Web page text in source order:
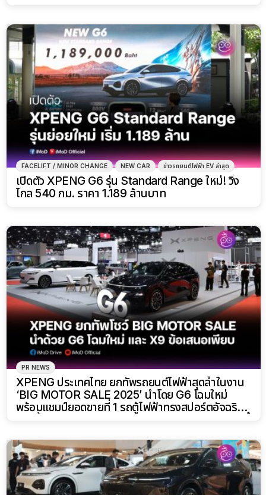
FACELIFT / MINOR CHANGE NEW CAR ข่าวรถยนต์ไฟฟ้า EV ล่าสุด
เปิดตัว XPENG G6 รุ่น Standard Range ใหม่! วิ่ง
ไกล 540 กม. ราคา 1.189 ล้านบาท
PR NEWS
XPENG ประเทศไทย ยกทัพรถยนต์ไฟฟ้าสุดล้ำในงาน
‘BIG MOTOR SALE 2025’ นำโดย G6 โฉมใหม่
พร้อมแชมป์ยอดขายที่ 1 รถตู้ไฟฟ้าทรงสปอร์ตอัจฉริยะ